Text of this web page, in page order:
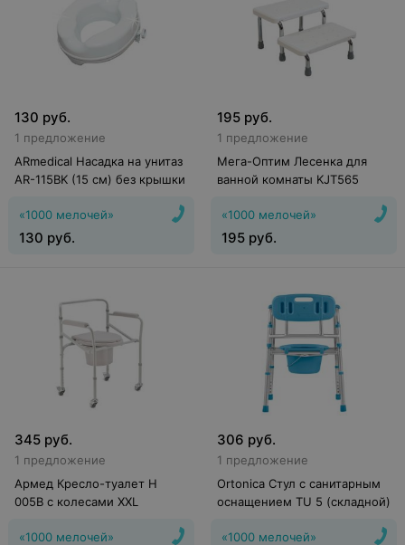
130 руб.
1 предложение
ARmedical Насадка на унитаз
AR-115BK (15 см) без крышки
«1000 мелочей»
130 руб.
195 руб.
1 предложение
Мега-Оптим Лесенка для
ванной комнаты KJT565
«1000 мелочей»
195 руб.
345 руб.
1 предложение
Армед Кресло-туалет H
005B с колесами XXL
«1000 мелочей»
306 руб.
1 предложение
Ortonica Стул с санитарным
оснащением TU 5 (складной)
«1000 мелочей»